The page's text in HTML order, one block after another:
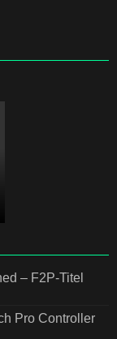
– F2P-Titel
Pro Controller